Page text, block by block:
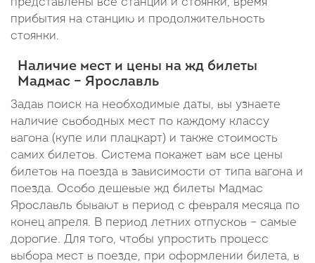
представлены все станции и стоянки, время
прибытия на станцию и продолжительность
стоянки.
Наличие мест и цены на жд билеты
Мадмас – Ярославль
Задав поиск на необходимые даты, вы узнаете
наличие свободных мест по каждому классу
вагона (купе или плацкарт) и также стоимость
самих билетов. Система покажет вам все цены
билетов на поезда в зависимости от типа вагона и
поезда. Особо дешевые жд билеты Мадмас
Ярославль бывают в период с февраля месяца по
конец апреля. В период летних отпусков – самые
дорогие. Для того, чтобы упростить процесс
выбора мест в поезде, при оформлении билета, в